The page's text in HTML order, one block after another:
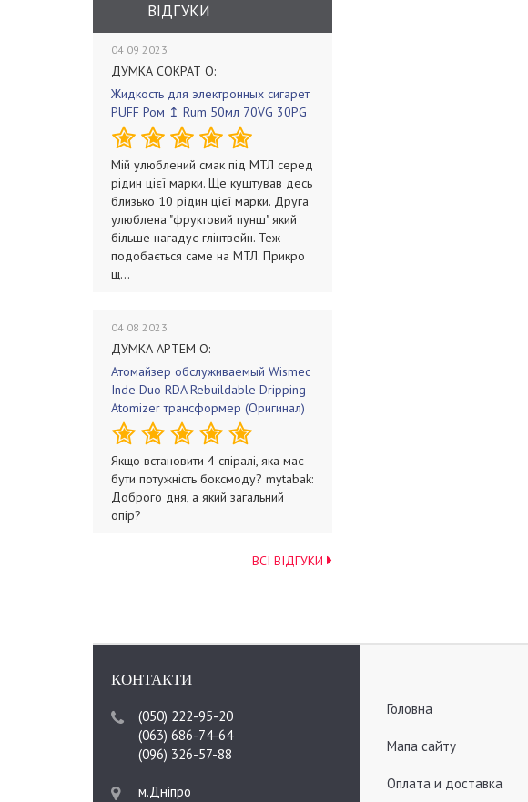
ВІДГУКИ
04 09 2023
ДУМКА СОКРАТ О:
Жидкость для электронных сигарет
PUFF Ром ↥ Rum 50мл 70VG 30PG
Мій улюблений смак під МТЛ серед
рідин цієї марки. Ще куштував десь
близько 10 рідин цієї марки. Друга
улюблена "фруктовий пунш" який
більше нагадує глінтвейн. Теж
подобається саме на МТЛ. Прикро
щ...
04 08 2023
ДУМКА АРТЕМ О:
Атомайзер обслуживаемый Wismec
Inde Duo RDA Rebuildable Dripping
Atomizer трансформер (Оригинал)
Якщо встановити 4 спіралі, яка має
бути потужність боксмоду? mytabak:
Доброго дня, а який загальний
опір?
ВСІ ВІДГУКИ
КОНТАКТИ
(050) 222-95-20
(063) 686-74-64
(096) 326-57-88
м.Дніпро
Головна
Мапа сайту
Оплата и доставка